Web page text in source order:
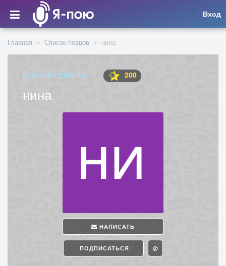
Вход
Главная Список певцов нина
ИСПОЛНИТЕЛЬНИЦА 200
нина
НАПИСАТЬ
ПОДПИСАТЬСЯ